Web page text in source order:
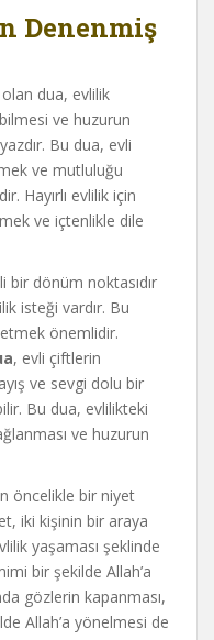
Denenmiş
olan dua, evlilik
ve huzurun
Bu dua, evli
ve mutluluğu
Hayırlı evlilik için
ve içtenlikle dile
bir dönüm noktasıdır
isteği vardır. Bu
önemlidir.
, evli çiftlerin
ve sevgi dolu bir
Bu dua, evlilikteki
ve huzurun
öncelikle bir niyet
iki kişinin bir araya
yaşaması şeklinde
bir şekilde Allah’a
gözlerin kapanması,
Allah’a yönelmesi de